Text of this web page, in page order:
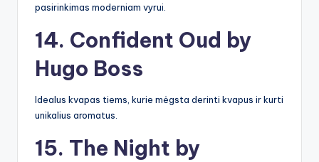
pasirinkimas moderniam vyrui.
14. Confident Oud by
Hugo Boss
Idealus kvapas tiems, kurie mėgsta derinti kvapus ir kurti
unikalius aromatus.
15. The Night by